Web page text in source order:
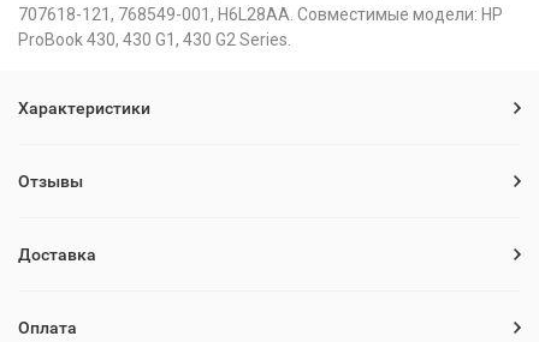
707618-121, 768549-001, H6L28AA. Совместимые модели: HP
ProBook 430, 430 G1, 430 G2 Series.
Характеристики
Отзывы
Доставка
Оплата